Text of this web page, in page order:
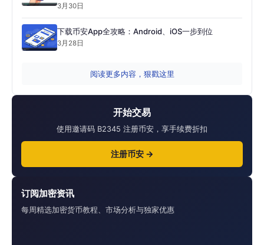
3月30日
下载币安App全攻略：Android、iOS一步到位
3月28日
阅读更多内容，狠戳这里
开始交易
使用邀请码 B2345 注册币安，享手续费折扣
注册币安 →
订阅加密资讯
每周精选加密货币教程、市场分析与独家优惠